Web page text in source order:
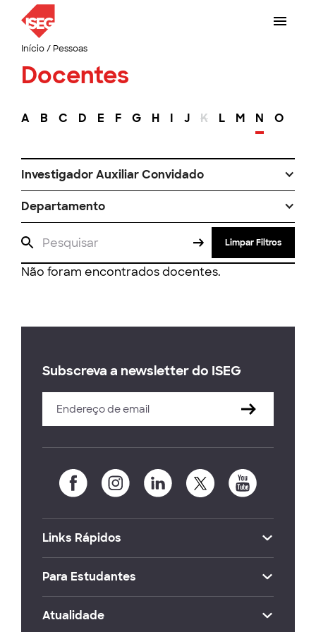
Início/ Pessoas
Docentes
A B C D E F G H I J K L M N O
Investigador Auxiliar Convidado
Departamento
Limpar Filtros
Não foram encontrados docentes.
Subscreva a newsletter do ISEG
Links Rápidos
Para Estudantes
Atualidade